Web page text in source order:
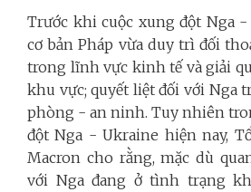
Trước khi cuộc xung đột Nga -
cơ bản Pháp vừa duy trì đối
trong lĩnh vực kinh tế và giải
khu vực; quyết liệt đối với Nga
phòng - an ninh. Tuy nhiên
đột Nga - Ukraine hiện nay,
Macron cho rằng, mặc dù
với Nga đang ở tình trạng